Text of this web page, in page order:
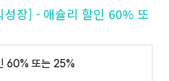
장] - 애슐리 할인 60% 또
60% 또는 25%